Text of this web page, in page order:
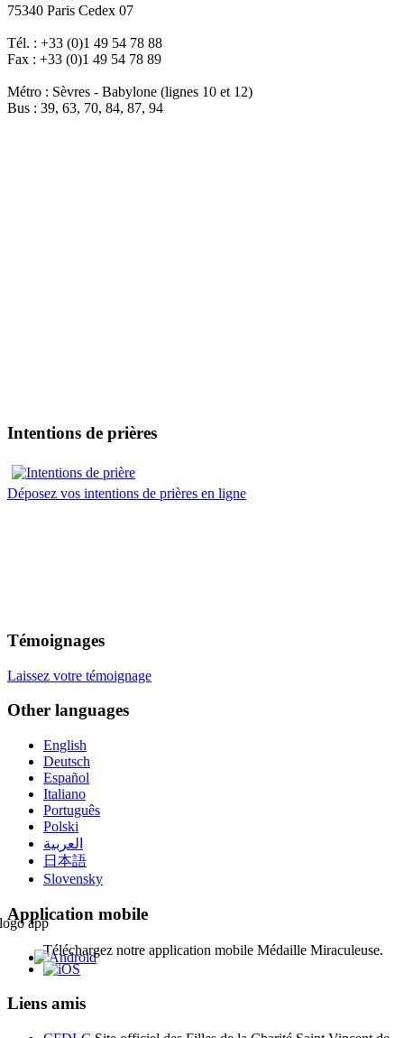
75340 Paris Cedex 07
Tél. : +33 (0)1 49 54 78 88
Fax : +33 (0)1 49 54 78 89
Métro : Sèvres - Babylone (lignes 10 et 12)
Bus : 39, 63, 70, 84, 87, 94
Intentions de prières
Déposez vos intentions de prières en ligne
Témoignages
Laissez votre témoignage
Other languages
English
Deutsch
Español
Italiano
Português
Polski
العربية
日本語
Slovensky
Application mobile
Téléchargez notre application mobile Médaille Miraculeuse.
Liens amis